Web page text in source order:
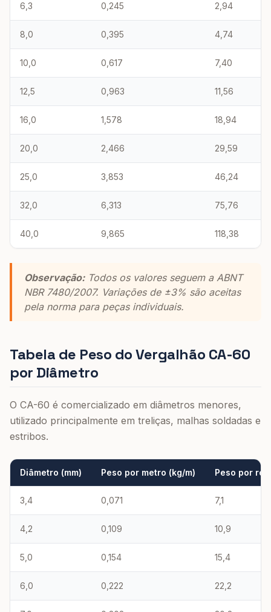
6,3 0,245 2,94
8,0 0,395 4,74
10,0 0,617 7,40
12,5 0,963 11,56
16,0 1,578 18,94
20,0 2,466 29,59
25,0 3,853 46,24
32,0 6,313 75,76
40,0 9,865 118,38
Observação:Todos os valores seguem a ABNT
NBR 7480/2007. Variações de ±3% são aceitas
pela norma para peças individuais.
Tabela de Peso do Vergalhão CA-60
por Diâmetro
O CA-60 é comercializado em diâmetros menores,
utilizado principalmente em treliças, malhas soldadas e
estribos.
Diâmetro (mm) Peso por metro (kg/m) Peso por
3,4 0,071 7,1
4,2 0,109 10,9
5,0 0,154 15,4
6,0 0,222 22,2